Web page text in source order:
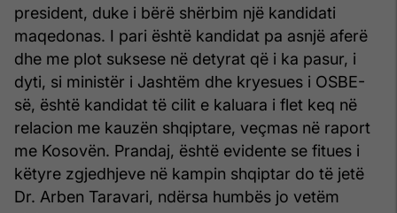
president, duke i bërë shërbim një kandidati
maqedonas. I pari është kandidat pa asnjë aferë
dhe me plot suksese në detyrat që i ka pasur, i
dyti, si ministër i Jashtëm dhe kryesues i OSBE-
së, është kandidat të cilit e kaluara i flet keq në
relacion me kauzën shqiptare, veçmas në raport
me Kosovën. Prandaj, është evidente se fitues i
këtyre zgjedhjeve në kampin shqiptar do të jetë
Dr. Arben Taravari, ndërsa humbës jo vetëm